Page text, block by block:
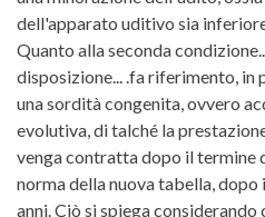
dell'apparato uditivo sia
Quanto alla seconda
disposizione... .fa riferimento, in
una sordità congenita, ovvero
evolutiva, di talché la
venga contratta dopo il termine
norma della nuova tabella,
anni. Ciò si spiega